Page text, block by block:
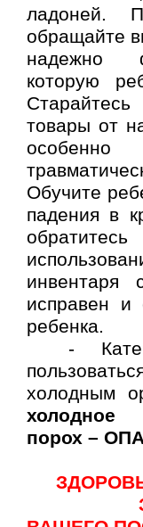
ладоней.
обращайте
надежно
которую
Старайтесь
товары от
Обучите
падения в
инвентаря
исправен и
ребенка.
-
холодным
холодное
порох –